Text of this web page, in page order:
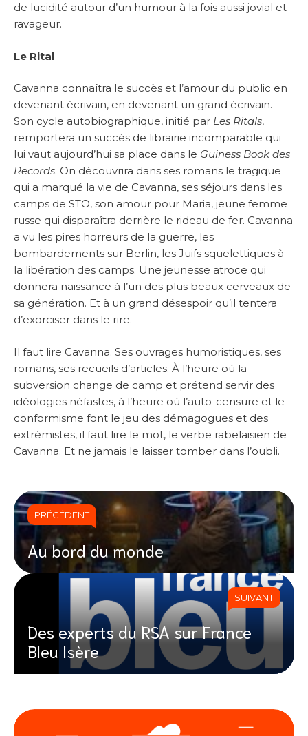
de lucidité autour d’un humour à la fois aussi jovial et
ravageur.
Le Rital
Cavanna connaîtra le succès et l’amour du public en
devenant écrivain, en devenant un grand écrivain.
Son cycle autobiographique, initié par Les Ritals,
remportera un succès de librairie incomparable qui
lui vaut aujourd’hui sa place dans le Guiness Book des
Records. On découvrira dans ses romans le tragique
qui a marqué la vie de Cavanna, ses séjours dans les
camps de STO, son amour pour Maria, jeune femme
russe qui disparaîtra derrière le rideau de fer. Cavanna
a vu les pires horreurs de la guerre, les
bombardements sur Berlin, les Juifs squelettiques à
la libération des camps. Une jeunesse atroce qui
donnera naissance à l’un des plus beaux cerveaux de
sa génération. Et à un grand désespoir qu’il tentera
d’exorciser dans le rire.
Il faut lire Cavanna. Ses ouvrages humoristiques, ses
romans, ses recueils d’articles. À l’heure où la
subversion change de camp et prétend servir des
idéologies néfastes, à l’heure où l’auto-censure et le
conformisme font le jeu des démagogues et des
extrémistes, il faut lire le mot, le verbe rabelaisien de
Cavanna. Et ne jamais le laisser tomber dans l’oubli.
PRÉCÉDENT
Au bord du monde
SUIVANT
Des experts du RSA sur France
Bleu Isère